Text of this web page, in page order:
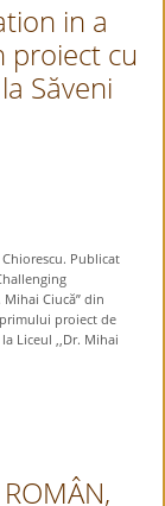
in a
proiect cu
Săveni
Publicat
Ciucă” din
proiect de
Liceul ,,Dr. Mihai